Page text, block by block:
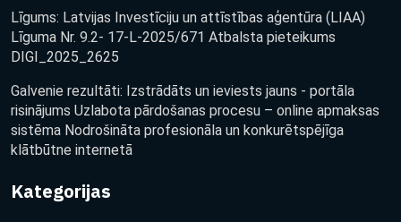
Līgums: Latvijas Investīciju un attīstības aģentūra (LIAA)
Līguma Nr. 9.2- 17-L-2025/671 Atbalsta pieteikums
DIGI_2025_2625
Galvenie rezultāti: Izstrādāts un ieviests jauns - portāla
risinājums Uzlabota pārdošanas procesu – online apmaksas
sistēma Nodrošināta profesionāla un konkurētspējīga
klātbūtne internetā
Kategorijas